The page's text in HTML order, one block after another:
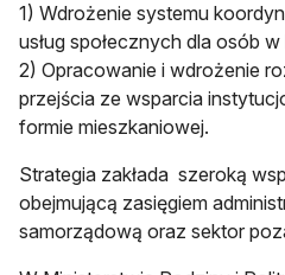
1) Wdrożenie systemu
usług społecznych dla osób
2) Opracowanie i wdrożenie
przejścia ze wsparcia
formie mieszkaniowej.
Strategia zakłada szeroką
obejmującą zasięgiem
samorządową oraz sektor